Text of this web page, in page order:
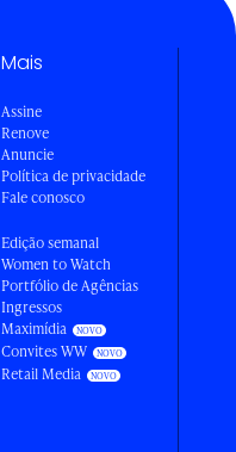
Mais
Assine
Renove
Anuncie
Política de privacidade
Fale conosco
Edição semanal
Women to Watch
Portfólio de Agências
Ingressos
Maximídia
Convites WW
Retail Media